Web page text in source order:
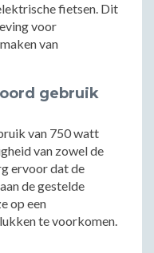
fietsen. Dit
voor
van
gebruik
van 750 watt
van zowel de
ervoor dat de
de gestelde
op een
te voorkomen.